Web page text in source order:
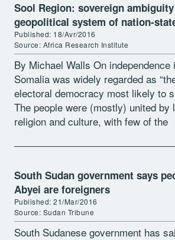
Sool Region: sovereign
geopolitical system of nation-
Published: 18/Avr/2016
Source: Africa Research Institute
By Michael Walls On independence
Somalia was widely regarded as
electoral democracy most likely to
The people were (mostly) united by
religion and culture, with few of the
[…]
South Sudan government says
Abyei are foreigners
Published: 21/Mar/2016
Source: Sudan Tribune
South Sudanese government has